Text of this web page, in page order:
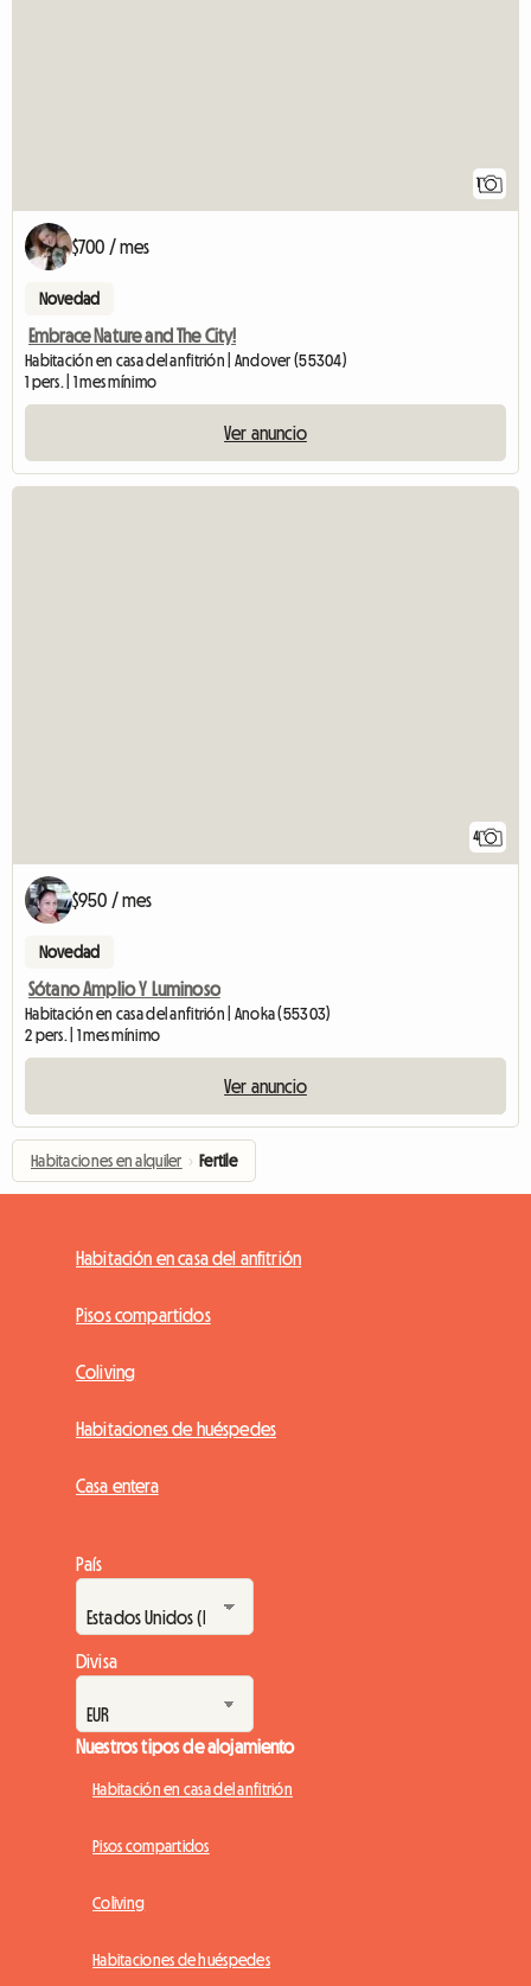
1
$700 / mes
Novedad
Embrace Nature and The City!
Habitación en casa del anfitrión | Andover (55304)
1 pers. | 1 mes mínimo
Ver anuncio
4
$950 / mes
Novedad
Sótano Amplio Y Luminoso
Habitación en casa del anfitrión | Anoka (55303)
2 pers. | 1 mes mínimo
Ver anuncio
Habitaciones en alquiler › Fertile
Habitación en casa del anfitrión
Pisos compartidos
Coliving
Habitaciones de huéspedes
Casa entera
País
Divisa
Nuestros tipos de alojamiento
Habitación en casa del anfitrión
Pisos compartidos
Coliving
Habitaciones de huéspedes